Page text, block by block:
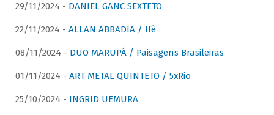
29/11/2024 - DANIEL GANC SEXTETO
22/11/2024 - ALLAN ABBADIA / Ifè
08/11/2024 - DUO MARUPÁ / Paisagens Brasileiras
01/11/2024 - ART METAL QUINTETO / 5xRio
25/10/2024 - INGRID UEMURA